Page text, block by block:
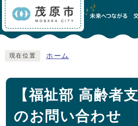
現在位置 ホーム
【福祉部 高齢者
のお問い合わせ